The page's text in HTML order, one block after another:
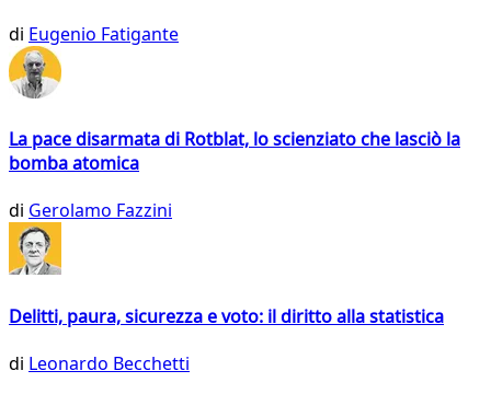
di Eugenio Fatigante
La pace disarmata di Rotblat, lo scienziato che lasciò la
bomba atomica
di Gerolamo Fazzini
Delitti, paura, sicurezza e voto: il diritto alla statistica
di Leonardo Becchetti